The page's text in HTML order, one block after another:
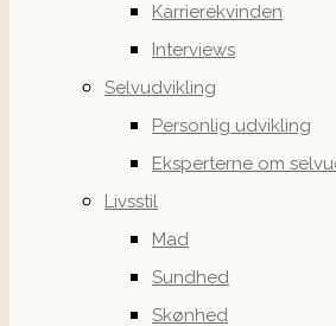
Karrierekvinden
Interviews
Selvudvikling
Personlig udvikling
Eksperterne om
Livsstil
Mad
Sundhed
Skønhed